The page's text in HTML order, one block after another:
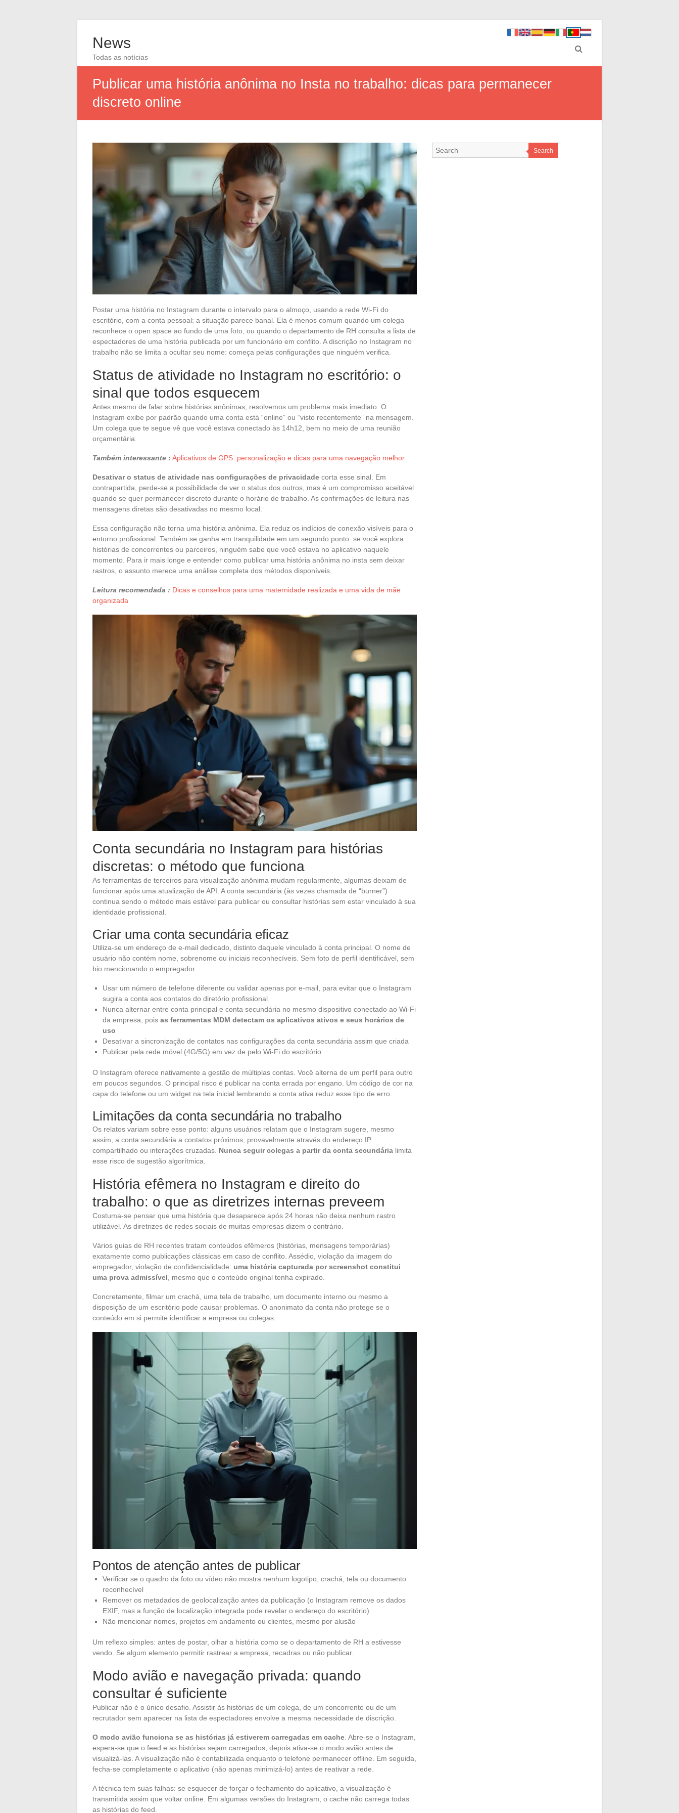
News
Todas as notícias
Publicar uma história anônima no Insta no trabalho: dicas para permanecer
discreto online
Postar uma história no Instagram durante o intervalo para o almoço, usando a rede Wi-Fi do
escritório, com a conta pessoal: a situação parece banal. Ela é menos comum quando um colega
reconhece o open space ao fundo de uma foto, ou quando o departamento de RH consulta a lista de
espectadores de uma história publicada por um funcionário em conflito. A discrição no Instagram no
trabalho não se limita a ocultar seu nome: começa pelas configurações que ninguém verifica.
Status de atividade no Instagram no escritório: o
sinal que todos esquecem
Antes mesmo de falar sobre histórias anônimas, resolvemos um problema mais imediato. O
Instagram exibe por padrão quando uma conta está “online” ou “visto recentemente” na mensagem.
Um colega que te segue vê que você estava conectado às 14h12, bem no meio de uma reunião
orçamentária.
Também interessante : Aplicativos de GPS: personalização e dicas para uma navegação melhor
Desativar o status de atividade nas configurações de privacidade corta esse sinal. Em
contrapartida, perde-se a possibilidade de ver o status dos outros, mas é um compromisso aceitável
quando se quer permanecer discreto durante o horário de trabalho. As confirmações de leitura nas
mensagens diretas são desativadas no mesmo local.
Essa configuração não torna uma história anônima. Ela reduz os indícios de conexão visíveis para o
entorno profissional. Também se ganha em tranquilidade em um segundo ponto: se você explora
histórias de concorrentes ou parceiros, ninguém sabe que você estava no aplicativo naquele
momento. Para ir mais longe e entender como publicar uma história anônima no insta sem deixar
rastros, o assunto merece uma análise completa dos métodos disponíveis.
Leitura recomendada : Dicas e conselhos para uma maternidade realizada e uma vida de mãe
organizada
Conta secundária no Instagram para histórias
discretas: o método que funciona
As ferramentas de terceiros para visualização anônima mudam regularmente, algumas deixam de
funcionar após uma atualização de API. A conta secundária (às vezes chamada de “burner”)
continua sendo o método mais estável para publicar ou consultar histórias sem estar vinculado à sua
identidade profissional.
Criar uma conta secundária eficaz
Utiliza-se um endereço de e-mail dedicado, distinto daquele vinculado à conta principal. O nome de
usuário não contém nome, sobrenome ou iniciais reconhecíveis. Sem foto de perfil identificável, sem
bio mencionando o empregador.
Usar um número de telefone diferente ou validar apenas por e-mail, para evitar que o Instagram
sugira a conta aos contatos do diretório profissional
Nunca alternar entre conta principal e conta secundária no mesmo dispositivo conectado ao Wi-Fi
da empresa, pois as ferramentas MDM detectam os aplicativos ativos e seus horários de
uso
Desativar a sincronização de contatos nas configurações da conta secundária assim que criada
Publicar pela rede móvel (4G/5G) em vez de pelo Wi-Fi do escritório
O Instagram oferece nativamente a gestão de múltiplas contas. Você alterna de um perfil para outro
em poucos segundos. O principal risco é publicar na conta errada por engano. Um código de cor na
capa do telefone ou um widget na tela inicial lembrando a conta ativa reduz esse tipo de erro.
Limitações da conta secundária no trabalho
Os relatos variam sobre esse ponto: alguns usuários relatam que o Instagram sugere, mesmo
assim, a conta secundária a contatos próximos, provavelmente através do endereço IP
compartilhado ou interações cruzadas. Nunca seguir colegas a partir da conta secundária limita
esse risco de sugestão algorítmica.
História efêmera no Instagram e direito do
trabalho: o que as diretrizes internas preveem
Costuma-se pensar que uma história que desaparece após 24 horas não deixa nenhum rastro
utilizável. As diretrizes de redes sociais de muitas empresas dizem o contrário.
Vários guias de RH recentes tratam conteúdos efêmeros (histórias, mensagens temporárias)
exatamente como publicações clássicas em caso de conflito. Assédio, violação da imagem do
empregador, violação de confidencialidade: uma história capturada por screenshot constitui
uma prova admissível, mesmo que o conteúdo original tenha expirado.
Concretamente, filmar um crachá, uma tela de trabalho, um documento interno ou mesmo a
disposição de um escritório pode causar problemas. O anonimato da conta não protege se o
conteúdo em si permite identificar a empresa ou colegas.
Pontos de atenção antes de publicar
Verificar se o quadro da foto ou vídeo não mostra nenhum logotipo, crachá, tela ou documento
reconhecível
Remover os metadados de geolocalização antes da publicação (o Instagram remove os dados
EXIF, mas a função de localização integrada pode revelar o endereço do escritório)
Não mencionar nomes, projetos em andamento ou clientes, mesmo por alusão
Um reflexo simples: antes de postar, olhar a história como se o departamento de RH a estivesse
vendo. Se algum elemento permitir rastrear a empresa, recadras ou não publicar.
Modo avião e navegação privada: quando
consultar é suficiente
Publicar não é o único desafio. Assistir às histórias de um colega, de um concorrente ou de um
recrutador sem aparecer na lista de espectadores envolve a mesma necessidade de discrição.
O modo avião funciona se as histórias já estiverem carregadas em cache . Abre-se o Instagram,
espera-se que o feed e as histórias sejam carregados, depois ativa-se o modo avião antes de
visualizá-las. A visualização não é contabilizada enquanto o telefone permanecer offline. Em seguida,
fecha-se completamente o aplicativo (não apenas minimizá-lo) antes de reativar a rede.
A técnica tem suas falhas: se esquecer de forçar o fechamento do aplicativo, a visualização é
transmitida assim que voltar online. Em algumas versões do Instagram, o cache não carrega todas
as histórias do feed.
Search